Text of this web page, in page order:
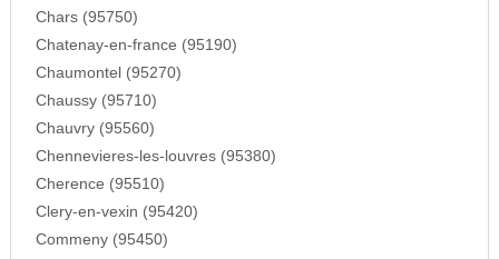
Chars (95750)
Chatenay-en-france (95190)
Chaumontel (95270)
Chaussy (95710)
Chauvry (95560)
Chennevieres-les-louvres (95380)
Cherence (95510)
Clery-en-vexin (95420)
Commeny (95450)